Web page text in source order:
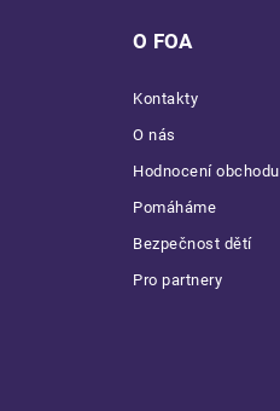
O FOA
Kontakty
O nás
Hodnocení obchodu
Pomáháme
Bezpečnost dětí
Pro partnery